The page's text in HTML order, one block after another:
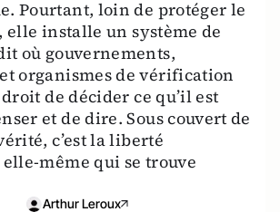
Pourtant, loin de protéger le
elle installe un système de
où gouvernements,
organismes de vérification
de décider ce qu’il est
et de dire. Sous couvert de
c’est la liberté
elle-même qui se trouve
Arthur Leroux